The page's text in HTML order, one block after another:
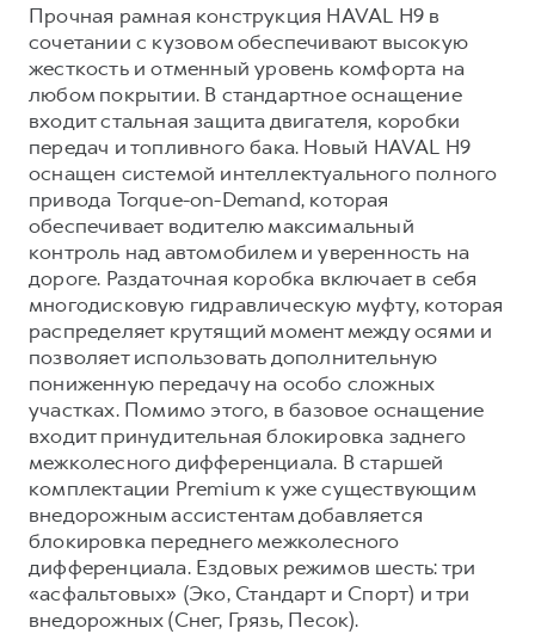
Автомобильные аксессуары
Коллекция PRO
Коллекция Базовая
Коллекция Детская
Коллекция Базовая
Коллекция Детская
Прочная рамная конструкция HAVAL H9 в
сочетании с кузовом обеспечивают высокую
жесткость и отменный уровень комфорта на
любом покрытии. В стандартное оснащение
входит стальная защита двигателя, коробки
передач и топливного бака. Новый HAVAL H9
оснащен системой интеллектуального полного
привода Torque-on-Demand, которая
обеспечивает водителю максимальный
контроль над автомобилем и уверенность на
дороге. Раздаточная коробка включает в себя
многодисковую гидравлическую муфту, которая
распределяет крутящий момент между осями и
позволяет использовать дополнительную
пониженную передачу на особо сложных
участках. Помимо этого, в базовое оснащение
входит принудительная блокировка заднего
межколесного дифференциала. В старшей
комплектации Premium к уже существующим
внедорожным ассистентам добавляется
блокировка переднего межколесного
дифференциала. Ездовых режимов шесть: три
«асфальтовых» (Эко, Стандарт и Спорт) и три
внедорожных (Снег, Грязь, Песок).